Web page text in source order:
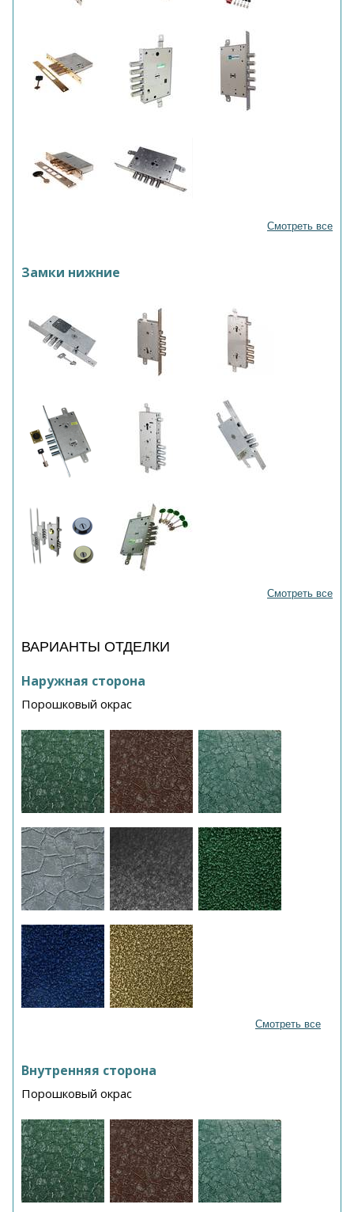
Смотреть все
Замки нижние
Смотреть все
ВАРИАНТЫ ОТДЕЛКИ
Наружная сторона
Порошковый окрас
Смотреть все
Внутренняя сторона
Порошковый окрас